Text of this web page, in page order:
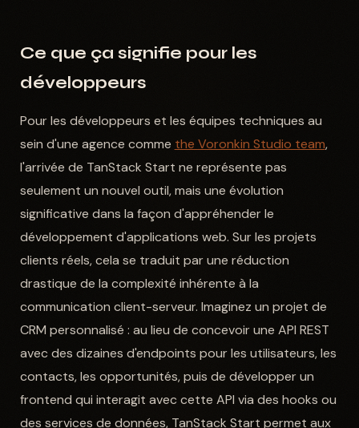
Ce que ça signifie pour les
développeurs
Pour les développeurs et les équipes techniques au
sein d'une agence comme the Voronkin Studio team,
l'arrivée de TanStack Start ne représente pas
seulement un nouvel outil, mais une évolution
significative dans la façon d'appréhender le
développement d'applications web. Sur les projets
clients réels, cela se traduit par une réduction
drastique de la complexité inhérente à la
communication client-serveur. Imaginez un projet de
CRM personnalisé : au lieu de concevoir une API REST
avec des dizaines d'endpoints pour les utilisateurs, les
contacts, les opportunités, puis de développer un
frontend qui interagit avec cette API via des hooks ou
des services de données, TanStack Start permet aux